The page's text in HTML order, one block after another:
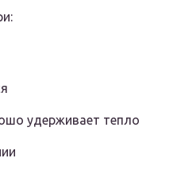
удерживает тепло